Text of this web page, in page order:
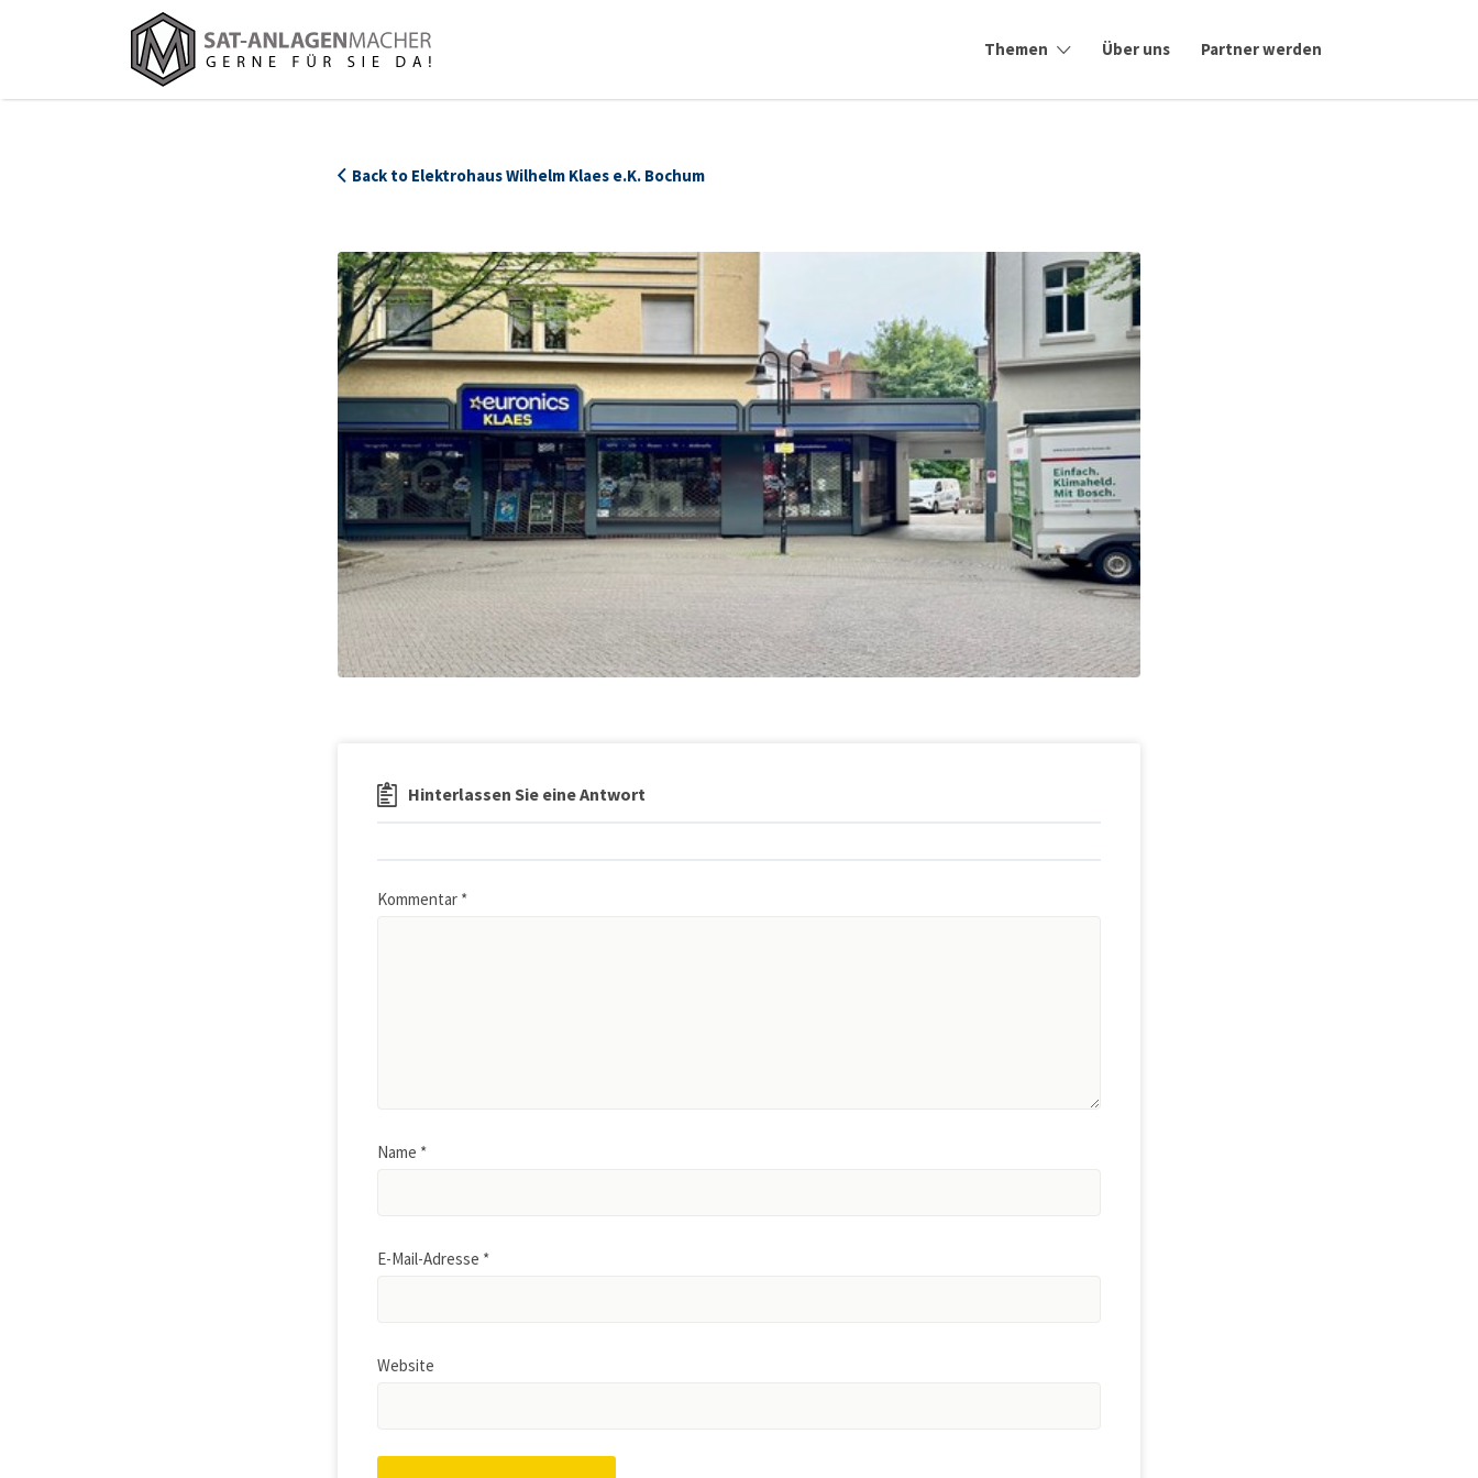
Themen Über uns Partner werden
Suchen
nach:
107479_Elektrohaus_Klaes_Ladenansicht
Back to Elektrohaus Wilhelm Klaes e.K. Bochum
Hinterlassen Sie eine Antwort
Kommentar *
Name *
E-Mail-Adresse *
Website